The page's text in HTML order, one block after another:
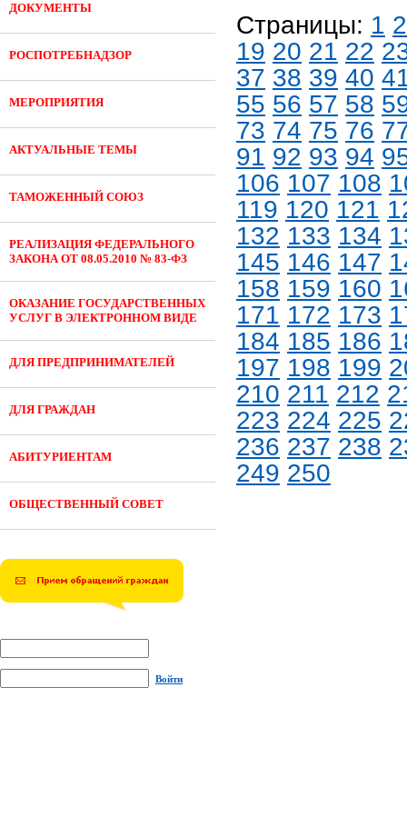
ДОКУМЕНТЫ
РОСПОТРЕБНАДЗОР
МЕРОПРИЯТИЯ
АКТУАЛЬНЫЕ ТЕМЫ
ТАМОЖЕННЫЙ СОЮЗ
РЕАЛИЗАЦИЯ ФЕДЕРАЛЬНОГО
ЗАКОНА ОТ 08.05.2010 № 83-ФЗ
ОКАЗАНИЕ ГОСУДАРСТВЕННЫХ
УСЛУГ В ЭЛЕКТРОННОМ ВИДЕ
ДЛЯ ПРЕДПРИНИМАТЕЛЕЙ
ДЛЯ ГРАЖДАН
АБИТУРИЕНТАМ
ОБЩЕСТВЕННЫЙ СОВЕТ
Страницы: 1 2
19 20 21 22
37 38 39 40
55 56 57 58
73 74 75 76
91 92 93 94
106 107 108
119 120 121
132 133 134
145 146 147
158 159 160
171 172 173
184 185 186
197 198 199
210 211 212
223 224 225
236 237 238
249 250
Войти